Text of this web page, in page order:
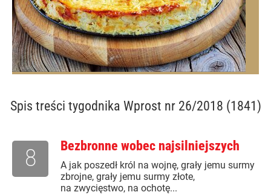
Spis treści tygodnika Wprost nr 26/2018 (1841)
Bezbronne wobec najsilniejszych
A jak poszedł król na wojnę, grały jemu surmy
zbrojne, grały jemu surmy złote,
na zwycięstwo, na ochotę...
8